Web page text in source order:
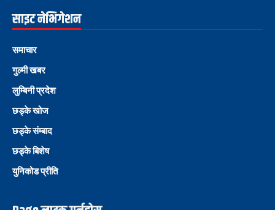
साइट नेभिगेशन
समाचार
गुल्मी खबर
लुम्बिनी प्रदेश
छड्के खोज
छड्के संम्बाद
छड्के बिशेष
युनिकोड प्रीति